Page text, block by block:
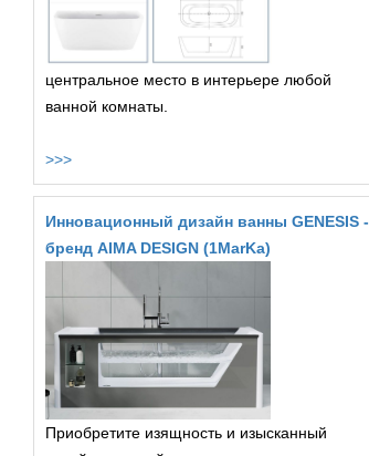
центральное место в интерьере любой
ванной комнаты.
>>>
Инновационный дизайн ванны GENESIS -
бренд AIMA DESIGN (1MarKa)
Приобретите изящность и изысканный